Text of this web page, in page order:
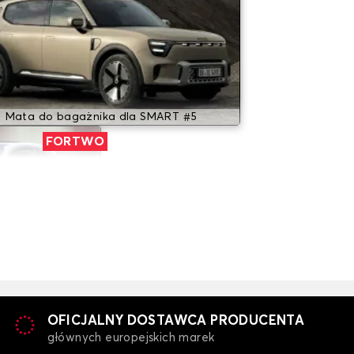
Mata do bagażnika dla SMART #5
FORTWO
OFICJALNY DOSTAWCA PRODUCENTA
głównych europejskich marek